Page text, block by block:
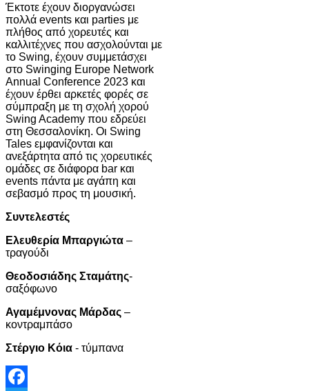
Έκτοτε έχουν διοργανώσει
πολλά events και parties με
πλήθος από χορευτές και
καλλιτέχνες που ασχολούνται με
το Swing, έχουν συμμετάσχει
στο Swinging Europe Network
Annual Conference 2023 και
έχουν έρθει αρκετές φορές σε
σύμπραξη με τη σχολή χορού
Swing Academy που εδρεύει
στη Θεσσαλονίκη. Oι Swing
Tales εμφανίζονται και
ανεξάρτητα από τις χορευτικές
ομάδες σε διάφορα bar και
events πάντα με αγάπη και
σεβασμό προς τη μουσική.
Συντελεστές
Ελευθερία Μπαργιώτα –
τραγούδι
Θεοδοσιάδης Σταμάτης-
σαξόφωνο
Αγαμέμνονας Μάρδας –
κοντραμπάσο
Στέργιο Κόια - τύμπανα